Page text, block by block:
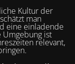
Kultur der
man
eine einladende
Umgebung ist
relevant,